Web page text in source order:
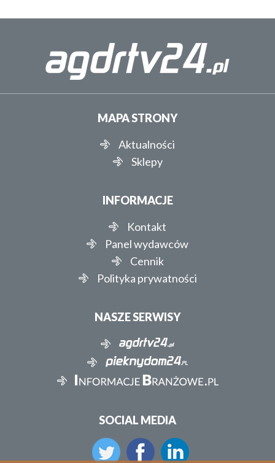
MAPA STRONY
Aktualności
Sklepy
INFORMACJE
Kontakt
Panel wydawców
Cennik
Polityka prywatności
NASZE SERWISY
SOCIAL MEDIA